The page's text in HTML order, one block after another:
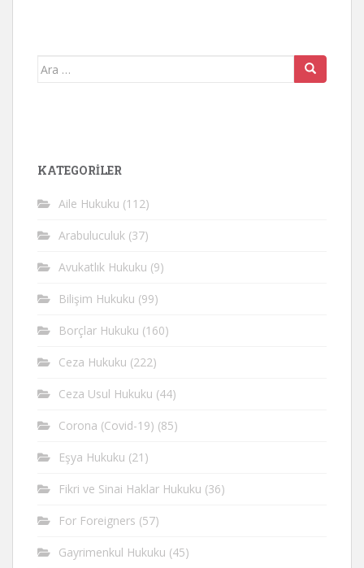
Arama
KATEGORİLER
Aile Hukuku (112)
Arabuluculuk (37)
Avukatlık Hukuku (9)
Bilişim Hukuku (99)
Borçlar Hukuku (160)
Ceza Hukuku (222)
Ceza Usul Hukuku (44)
Corona (Covid-19) (85)
Eşya Hukuku (21)
Fikri ve Sinai Haklar Hukuku (36)
For Foreigners (57)
Gayrimenkul Hukuku (45)